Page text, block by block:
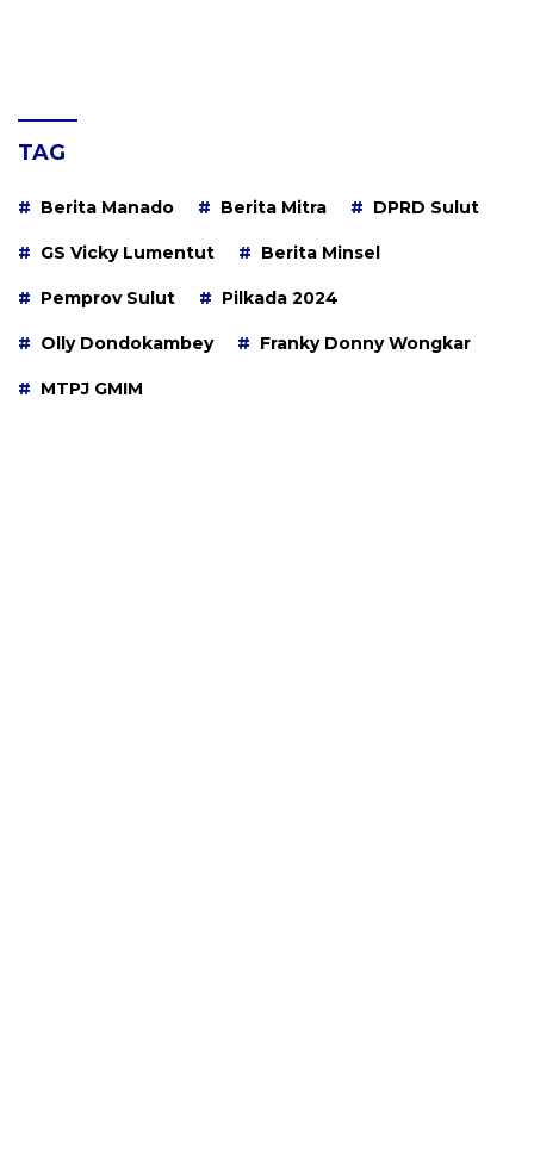
TAG
Berita Manado Berita Mitra DPRD Sulut
GS Vicky Lumentut Berita Minsel
Pemprov Sulut Pilkada 2024
Olly Dondokambey Franky Donny Wongkar
MTPJ GMIM